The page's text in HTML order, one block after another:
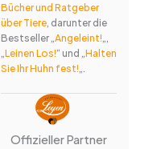
Bücher und Ratgeber
über Tiere, darunter die
Bestseller „Angeleint!„,
„Leinen Los!“ und „Halten
Sie Ihr Huhn fest!„.
Offizieller Partner